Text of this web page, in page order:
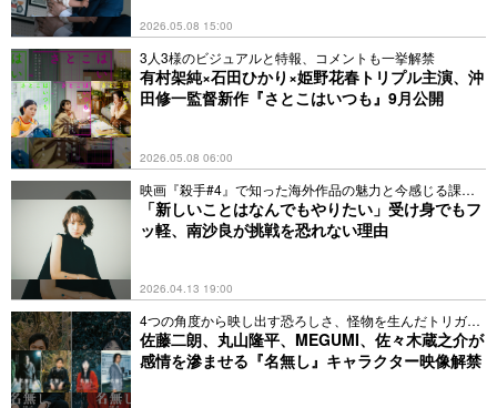
2026.05.08 15:00
3人3様のビジュアルと特報、コメントも一挙解禁
有村架純×石田ひかり×姫野花春トリプル主演、沖
田修一監督新作『さとこはいつも』9月公開
2026.05.08 06:00
映画『殺手#4』で知った海外作品の魅力と今感じる課題
とは
「新しいことはなんでもやりたい」受け身でもフ
ッ軽、南沙良が挑戦を恐れない理由
2026.04.13 19:00
4つの角度から映し出す恐ろしさ、怪物を生んだトリガー
とは
佐藤二朗、丸山隆平、MEGUMI、佐々木蔵之介が
感情を滲ませる『名無し』キャラクター映像解禁